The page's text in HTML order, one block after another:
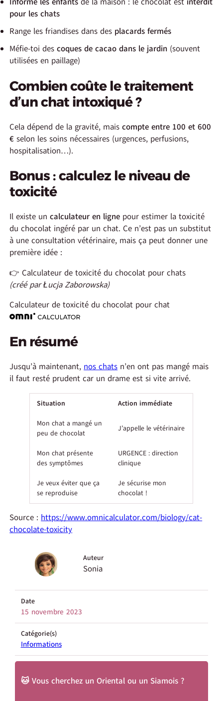
pour les chats
Range les friandises dans des placards fermés
Méfie-toi descoques de cacao dans le jardin (souvent
utilisées en paillage)
Combien coûte le traitement
d’un chat intoxiqué ?
Cela dépend de la gravité, maiscompte entre 100 et 600
€ selon les soins nécessaires (urgences, perfusions,
hospitalisation…).
Bonus : calculez le niveau de
toxicité
Il existe uncalculateur en ligne pour estimer la toxicité
du chocolat ingéré par un chat. Ce n’est pas un substitut
à une consultation vétérinaire, mais ça peut donner une
première idée :
👉 Calculateur de toxicité du chocolat pour chats
(créé par Łucja Zaborowska)
Calculateur de toxicité du chocolat pour chat
En résumé
Jusqu’à maintenant, nos chats n’en ont pas mangé mais
il faut resté prudent car un drame est si vite arrivé.
Situation Action immédiate
Mon chat a mangé un
peu de chocolat
J’appelle le vétérinaire
Mon chat présente
des symptômes
URGENCE : direction
clinique
Je veux éviter que ça
se reproduise
Je sécurise mon
chocolat !
Source : https://www.omnicalculator.com/biology/cat-
chocolate-toxicity
Auteur
Sonia
Date
15 novembre 2023
Catégorie(s)
Informations
🐱 Vous cherchez un Oriental ou un Siamois ?